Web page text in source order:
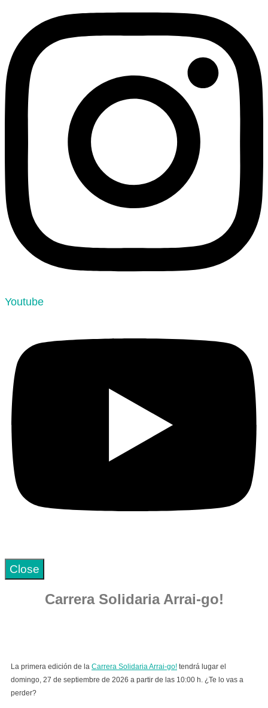
Youtube
Close
Carrera Solidaria Arrai-go!
La primera edición de la Carrera Solidaria Arrai-go! tendrá lugar el
domingo, 27 de septiembre de 2026 a partir de las 10:00 h. ¿Te lo vas a
perder?